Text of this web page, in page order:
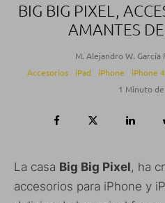
BIG BIG PIXEL,
AMANTES
M. Alejandro W. García
Accesorios
iPad iPhone iPhone 4
1 Minuto
La casa Big Big Pixel, ha
accesorios para iPhone y